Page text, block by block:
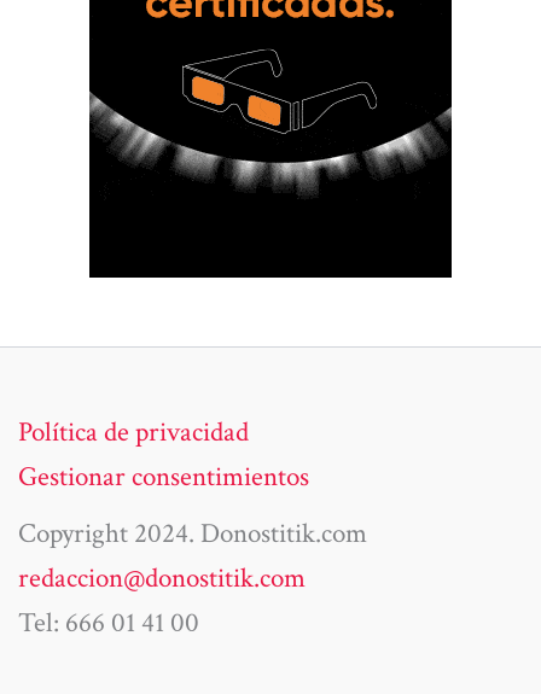
Política de privacidad
Gestionar consentimientos
Copyright 2024. Donostitik.com
redaccion@donostitik.com
Tel: 666 01 41 00